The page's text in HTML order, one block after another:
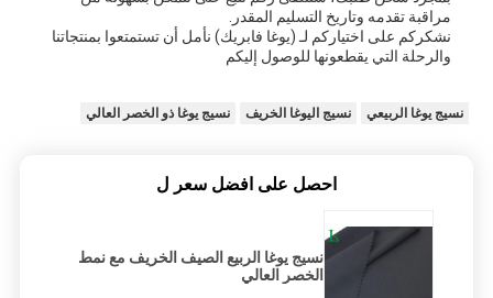
مراقبة تقدمه وتاريخ التسليم المقدر.
نشكركم على اختياركم لـ (يوغا فابريك) نأمل أن تستمتعوا بمنتجاتنا
والرحلة التي يقطعونها للوصول إليكم
نسيج يوغا الربيعي نسيج اليوغا الخريف نسيج يوغا ذو الخصر العالي
احصل على افضل سعر ل
نسيج يوغا الربيع الصيف الخريف مع نمط
الخصر العالي